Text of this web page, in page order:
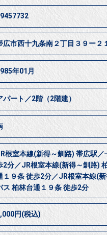
広市西十九条南２丁目３９ー２
年01月
パート／2階（2階建）
根室本線(新得～釧路) 帯広駅
2分／JR根室本線(新得～釧路)
１９条 徒歩2分／JR根室本線(
ス 柏林台通１９条 徒歩2分
円(税込)